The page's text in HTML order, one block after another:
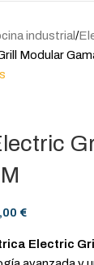
industrial
Modular
€
Electric